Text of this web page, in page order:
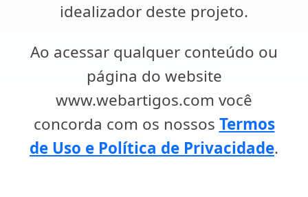
idealizador deste projeto.
Ao acessar qualquer conteúdo ou
página do website
www.webartigos.com você
concorda com os nossos Termos
de Uso e Política de Privacidade.